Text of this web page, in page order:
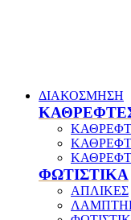
ΔΙΑΚΟΣΜΗΣΗ
ΦΩΤΙΣΤΙΚΑ
ΑΠΛΙΚΕΣ